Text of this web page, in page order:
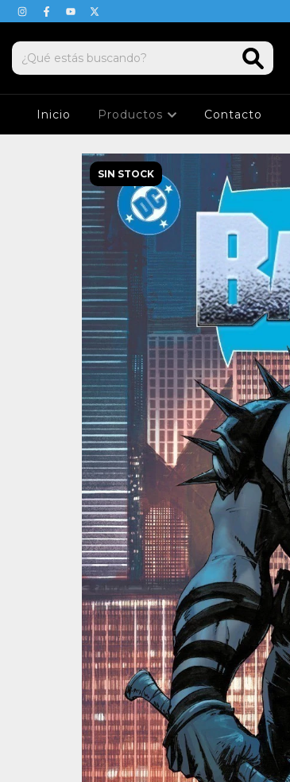
Inicio Productos Contacto
SIN STOCK